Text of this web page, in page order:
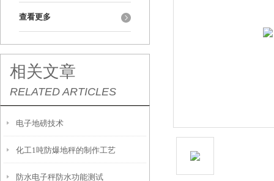
查看更多
相关文章
RELATED ARTICLES
电子地磅技术
化工1吨防爆地秤的制作工艺
防水电子秤防水功能测试